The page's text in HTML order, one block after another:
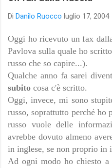
Di Danilo Ruocco luglio 17, 2004
Oggi ho ricevuto un fax
Pavlova sulla quale ho
russo che so capire...).
Qualche anno fa sarei
subito cosa c'è scritto.
Oggi, invece, mi sono
russo, soprattutto perché ho
russo vuole delle
avrebbe dovuto almeno
in inglese, se non proprio in
Ad ogni modo ho chiesto a